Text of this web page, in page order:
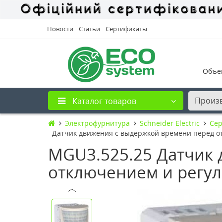
Новости Статьи Сертификаты
Каталог товаров
Электрофурнитура Schneider Electric
Датчик движения с выдержкой времени перед
MGU3.525.25
отключением и